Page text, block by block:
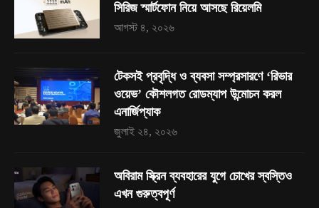
সিরিজ স্মার্টফোন নিয়ে আসছে রিয়েলমি
আগস্ট ৪, ২০২৬
টেকসই প্রবৃদ্ধি ও ব্যবসা সম্প্রসারণে ‘রিভার
ওয়েভ’ কৌশলগত রোডম্যাপ উন্মোচন করল
এনার্জিপ্যাক
জুলাই ২৪, ২০২৬
অবিরাম স্ক্রিন ব্যবহারের যুগে চোখের স্বস্তিও
এখন গুরুত্বপূর্ণ